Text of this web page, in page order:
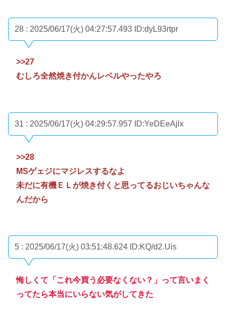
28 : 2025/06/17(火) 04:27:57.493 ID:dyL93rtpr
>>27
むしろ全然焼き付かんレベルやったやろ
31 : 2025/06/17(火) 04:29:57.957 ID:YeDEeAjlx
>>28
MSゲェジにマジレスするなよ
未だに有機ＥＬが焼き付くと思ってるおじいちゃんな
んだから
5 : 2025/06/17(火) 03:51:48.624 ID:KQ/d2.Uis
悔しくて「これ今買う必要なくない？」って言いまく
ってたら本当にいらない気がしてきた